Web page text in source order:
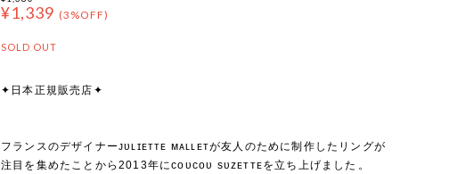
¥1,339 (3%OFF)
SOLD OUT
✦日本正規販売店✦
フランスのデザイナーᴊᴜʟɪᴇᴛᴛᴇ ᴍᴀʟʟᴇᴛが友人のために制作したリングが
注目を集めたことから2013年にᴄᴏᴜᴄᴏᴜ sᴜᴢᴇᴛᴛᴇを立ち上げました⁡。